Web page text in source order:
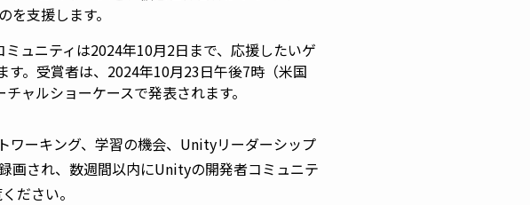
支援します。
ュニティは2024年10月2日まで、応援したいゲ
す。受賞者は、2024年10月23日午後7時（米国
ャルショーケースで発表されます。
ワーキング、学習の機会、Unityリーダーシップ
画され、数週間以内にUnityの開発者コミュニテ
ださい。